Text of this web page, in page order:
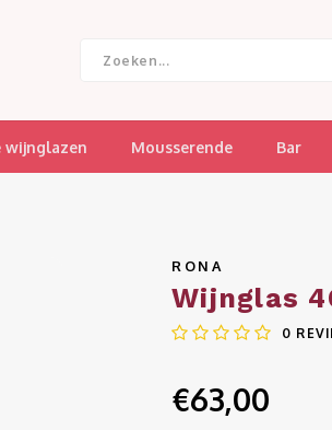
Mousserende Bar
RONA
Wijnglas
0
€63,00